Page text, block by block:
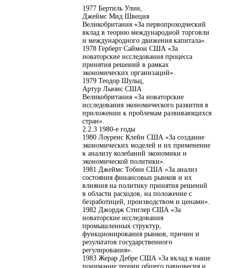
1977 Бертиль Улин,
Джеймс Мид Швеция
Великобритания «За первопроходческий
вклад в теорию международной торговли
и международного движения капитала».
1978 Герберт Саймон США «За
новаторские исследования процесса
принятия решений в рамках
экономических организаций».
1979 Теодор Шульц,
Артур Льюис США
Великобритания «За новаторские
исследования экономического развития в
приложении к проблемам развивающихся
стран».
2.2.3 1980-е годы
1980 Лоуренс Клейн США «За создание
экономических моделей и их применение
к анализу колебаний экономики и
экономической политики».
1981 Джеймс Тобин США «За анализ
состояния финансовых рынков и их
влияния на политику принятия решений
в области расходов, на положение с
безработицей, производством и ценами».
1982 Джордж Стиглер США «За
новаторские исследования
промышленных структур,
функционирования рынков, причин и
результатов государственного
регулирования».
1983 Жерар Дебре США «За вклад в наше
понимание теории общего равновесия и